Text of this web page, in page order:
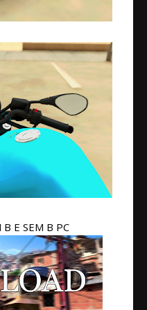
E SEM B PC